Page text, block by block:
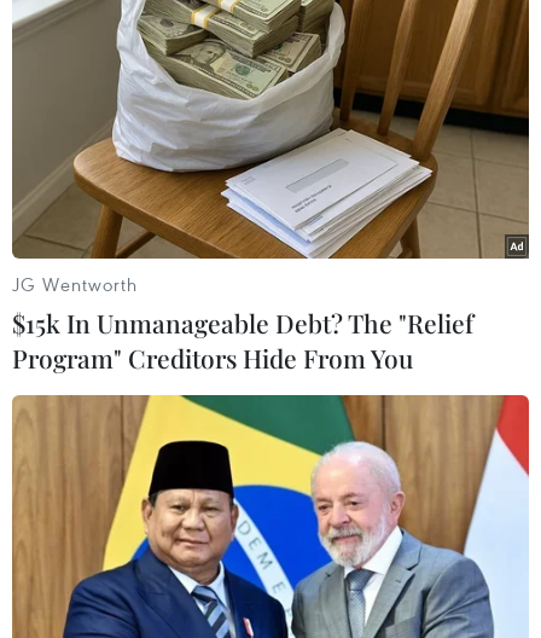
ngưỡng 50 USD mỗi thùng
07/06/2017 11:36
Giá dầu châu Á đi xuống trong phiên ngày 7/6, trong
đó giá dầu Brent rơi xuống dưới mức 50 USD/thùng, do
các thị trường nhiên liệu vẫn trong tình trạng “ứ đọng”
nguồn cung.
JG Wentworth
$15k In Unmanageable Debt? The "Relief
Program" Creditors Hide From You